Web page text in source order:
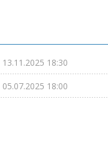
13.11.2025 18:30
05.07.2025 18:00